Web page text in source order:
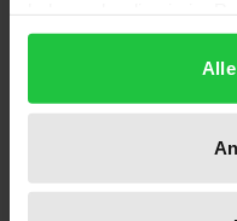
gesammelt haben.
die grundlegenden
Geschlecht und
Hierarchie zwischen
wird. Das Buch